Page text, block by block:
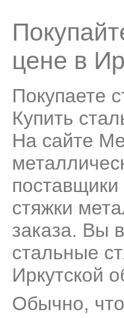
цене в
Покупаете
Купить
На сайте
стяжки
заказа. Вы
стальные
Иркутской
Обычно,